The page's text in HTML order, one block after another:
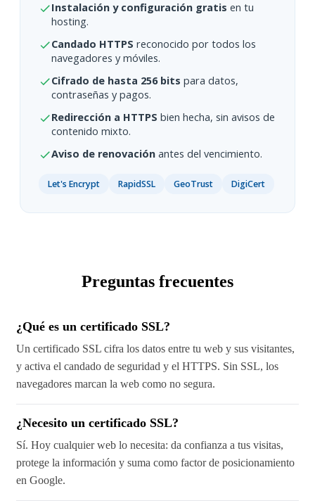
Instalación y configuración gratis en tu
hosting.
Candado HTTPS reconocido por todos los
navegadores y móviles.
Cifrado de hasta 256 bits para datos,
contraseñas y pagos.
Redirección a HTTPS bien hecha, sin avisos de
contenido mixto.
Aviso de renovación antes del vencimiento.
Let's Encrypt RapidSSL GeoTrust DigiCert
Preguntas frecuentes
¿Qué es un certificado SSL?
Un certificado SSL cifra los datos entre tu web y sus visitantes,
y activa el candado de seguridad y el HTTPS. Sin SSL, los
navegadores marcan la web como no segura.
¿Necesito un certificado SSL?
Sí. Hoy cualquier web lo necesita: da confianza a tus visitas,
protege la información y suma como factor de posicionamiento
en Google.